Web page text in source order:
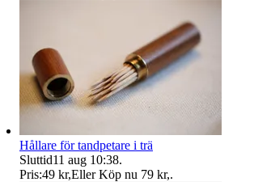
Hållare för tandpetare i trä
Sluttid11 aug 10:38.
Pris:49 kr,Eller Köp nu 79 kr,.